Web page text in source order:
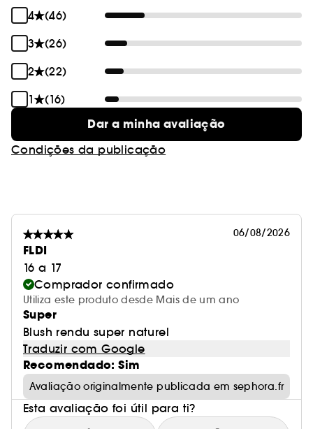
4
(46)
3
(26)
2
(22)
1
(16)
Dar a minha avaliação
Condições da publicação
06/08/2026
FLDI
16 a 17
Comprador confirmado
Utiliza este produto desde Mais de um ano
Super
Blush rendu super naturel
Traduzir com Google
Recomendado: Sim
Avaliação originalmente publicada em sephora.fr
Esta avaliação foi útil para ti?